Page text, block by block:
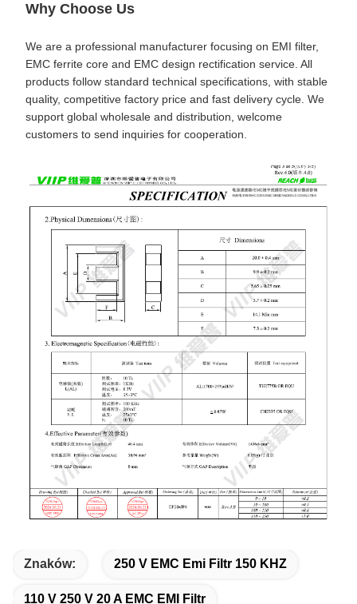
Why Choose Us
We are a professional manufacturer focusing on EMI filter,
EMC ferrite core and EMC design rectification service. All
products follow standard technical specifications, with stable
quality, competitive factory price and fast delivery cycle. We
support global wholesale and distribution, welcome
customers to send inquiries for cooperation.
Znaków: 250 V EMC Emi Filtr 150 KHZ
110 V 250 V 20 A EMC EMI Filtr